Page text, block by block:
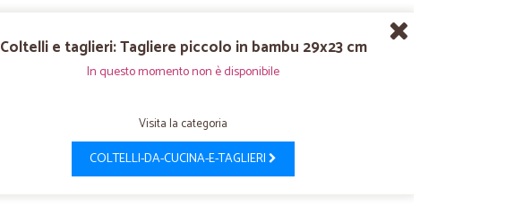
Coltelli e taglieri: Tagliere piccolo in bambu 29x23 cm
In questo momento non è disponibile
Visita la categoria
COLTELLI-DA-CUCINA-E-TAGLIERI